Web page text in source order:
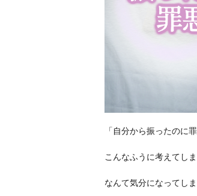
「自分から振ったのに
こんなふうに考えてしま
なんて気分になってし